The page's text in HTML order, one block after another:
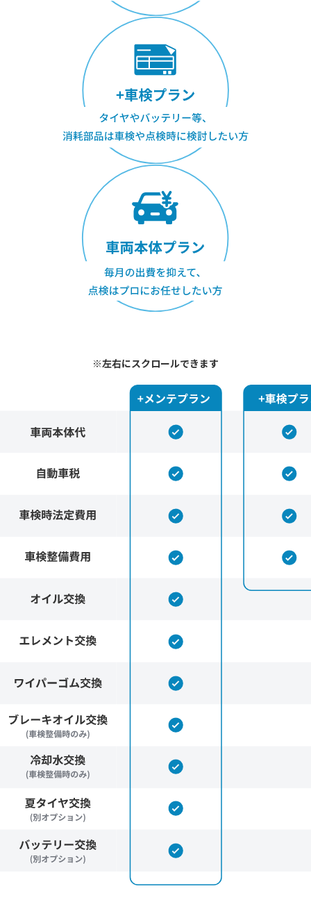
※左右にスクロールできます